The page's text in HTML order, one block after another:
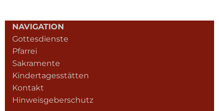
NAVIGATION
Gottesdienste
Pfarrei
Sakramente
Kindertagesstätten
Kontakt
Hinweisgeberschutz